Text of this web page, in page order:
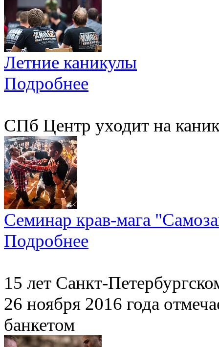
Летние каникулы
Подробнее
СПб Центр уходит на
Семинар крав-мага
Подробнее
15 лет Санкт-
26 ноября 2016 года
банкетом